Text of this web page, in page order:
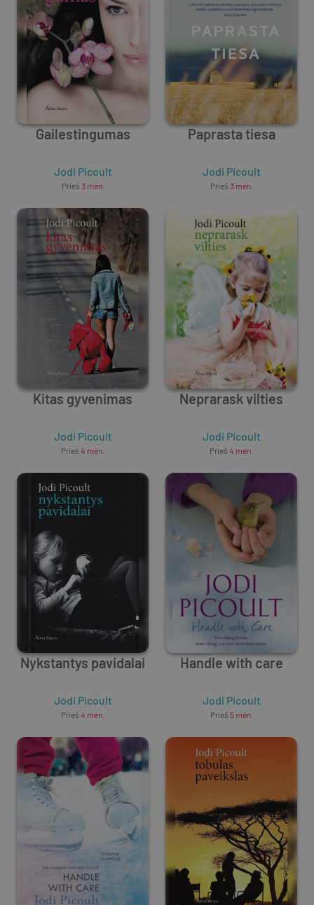
Gailestingumas
Jodi Picoult
Prieš 3 mėn.
Paprasta tiesa
Jodi Picoult
Prieš 3 mėn.
Kitas gyvenimas
Jodi Picoult
Prieš 4 mėn.
Neprarask vilties
Jodi Picoult
Prieš 4 mėn.
Nykstantys pavidalai
Jodi Picoult
Prieš 4 mėn.
Handle with care
Jodi Picoult
Prieš 5 mėn.